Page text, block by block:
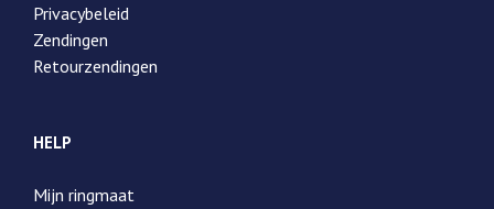
Privacybeleid
Zendingen
Retourzendingen
HELP
Mijn ringmaat